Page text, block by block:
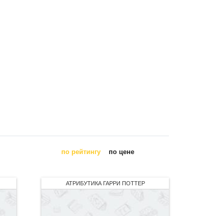
по цене
по рейтингу
АТРИБУТИКА ГАРРИ ПОТТЕР